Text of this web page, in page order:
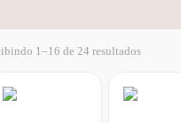
1–16 de 24 resultados